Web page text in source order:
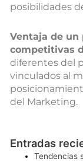
posibilidades
Ventaja de un
competitivas
diferentes del
vinculados al
del Marketing.
Entradas
Tendencias